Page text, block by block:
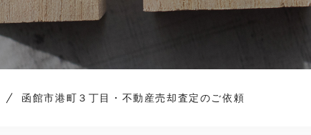
函館市港町３丁目・不動産売却査定のご依頼